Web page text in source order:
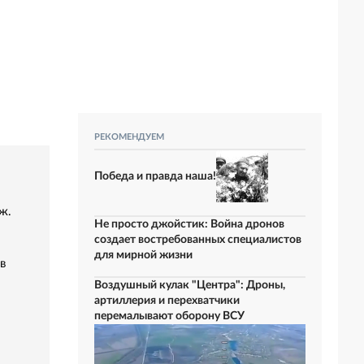
РЕКОМЕНДУЕМ
Победа и правда наша!
Не просто джойстик: Война дронов
создает востребованных специалистов
для мирной жизни
Воздушный кулак "Центра": Дроны,
артиллерия и перехватчики
перемалывают оборону ВСУ